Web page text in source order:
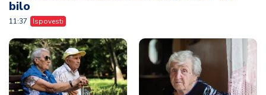
bilo
11:37 Ispovesti